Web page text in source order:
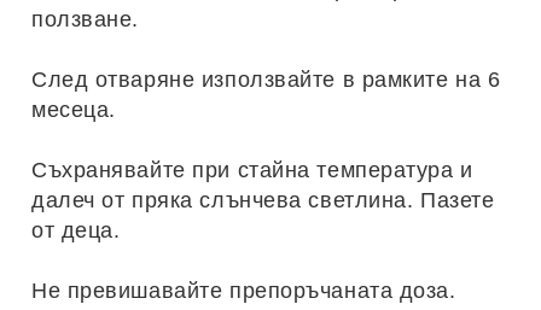
ползване.
След отваряне използвайте в рамките на 6
месеца.
Съхранявайте при стайна температура и
далеч от пряка слънчева светлина. Пазете
от деца.
Не превишавайте препоръчаната доза.